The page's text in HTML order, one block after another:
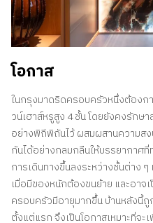
โอกาส
ในกรุงมาดริดครอบครัวหนึ่งต้องก
วน์เฮาส์หรูสูง 4 ชั้น โดยยังคงรักษ
อย่างพิถีพิถันไว้ ผสมผสานความส
กันได้อย่างกลมกลืนให้บรรยากาศ
การเดินทางขึ้นลงระหว่างชั้นต่าง ๆ
เมื่อมีของหนักต้องขนย้าย และอาจ
ครอบครัวมีอายุมากขึ้น บ้านหลังนี้
ตั้งแต่แรก จึงเป็นโอกาสเหมาะที่จ